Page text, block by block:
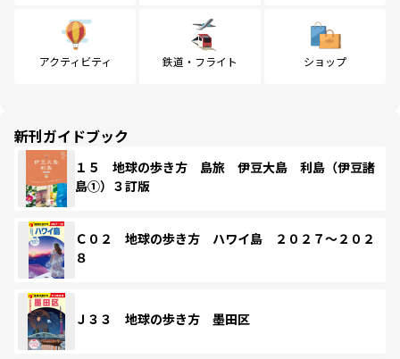
アクティビティ 鉄道・フライト ショップ
新刊ガイドブック
１５ 地球の歩き方 島旅 伊豆大島 利島（伊豆諸
島①）３訂版
Ｃ０２ 地球の歩き方 ハワイ島 ２０２７～２０２
８
Ｊ３３ 地球の歩き方 墨田区